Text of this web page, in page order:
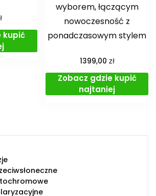
kupić
wyborem, łączącym
nowoczesność z
ponadczasowym stylem
1399,00 zł
Zobacz gdzie kupić
najtaniej